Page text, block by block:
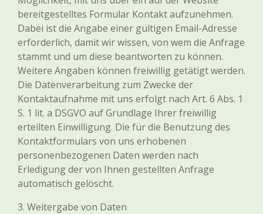
bereitgestelltes Formular Kontakt aufzunehmen.
Dabei ist die Angabe einer gültigen Email-Adresse
erforderlich, damit wir wissen, von wem die Anfrage
stammt und um diese beantworten zu können.
Weitere Angaben können freiwillig getätigt werden.
Die Datenverarbeitung zum Zwecke der
Kontaktaufnahme mit uns erfolgt nach Art. 6 Abs. 1
S. 1 lit. a DSGVO auf Grundlage Ihrer freiwillig
erteilten Einwilligung. Die für die Benutzung des
Kontaktformulars von uns erhobenen
personenbezogenen Daten werden nach
Erledigung der von Ihnen gestellten Anfrage
automatisch gelöscht.
3. Weitergabe von Daten